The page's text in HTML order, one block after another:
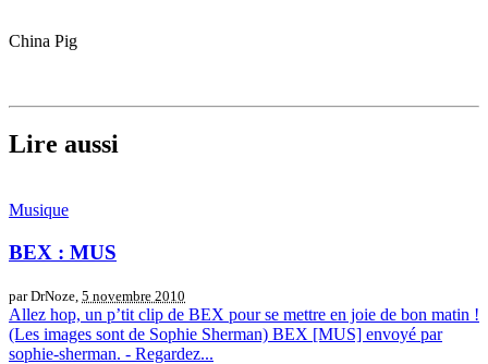
China Pig
Lire aussi
Musique
BEX : MUS
par DrNoze, 5 novembre 2010
Allez hop, un p’tit clip de BEX pour se mettre en joie de bon matin !
(Les images sont de Sophie Sherman) BEX [MUS] envoyé par
sophie-sherman. - Regardez...